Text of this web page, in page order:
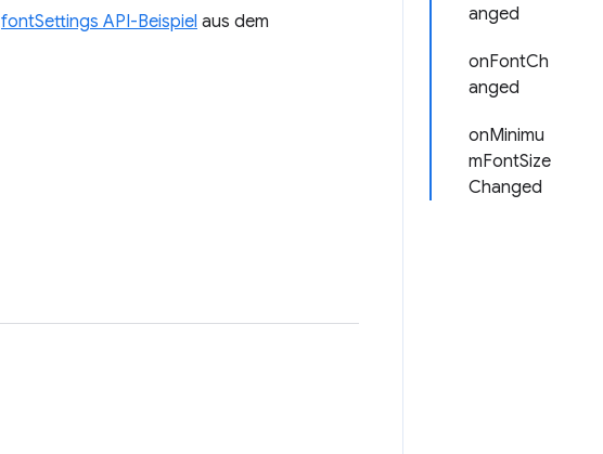
anged
onFontCh
anged
onMinimu
mFontSize
Changed
fontSettings API-Beispiel aus dem